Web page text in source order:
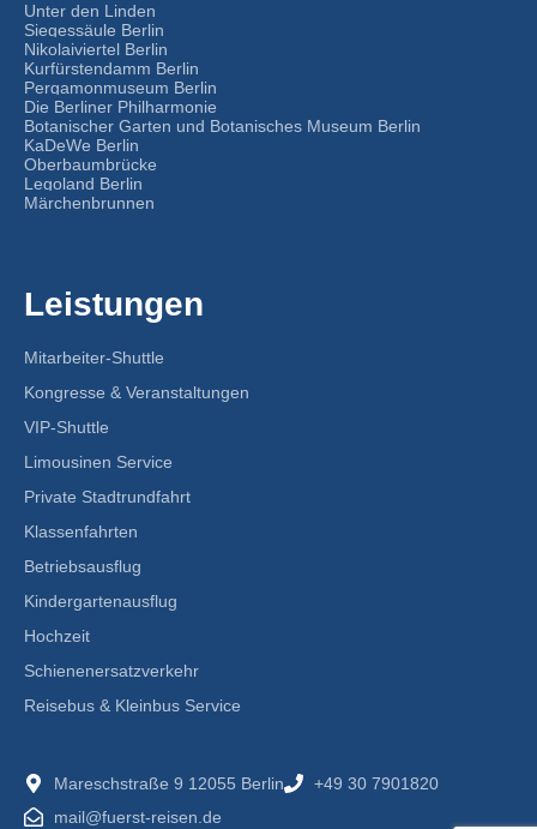
Unter den Linden
Siegessäule Berlin
Nikolaiviertel Berlin
Kurfürstendamm Berlin
Pergamonmuseum Berlin
Die Berliner Philharmonie
Botanischer Garten und Botanisches Museum Berlin
KaDeWe Berlin
Oberbaumbrücke
Legoland Berlin
Märchenbrunnen
Leistungen
Mitarbeiter-Shuttle
Kongresse & Veranstaltungen
VIP-Shuttle
Limousinen Service
Private Stadtrundfahrt
Klassenfahrten
Betriebsausflug
Kindergartenausflug
Hochzeit
Schienenersatzverkehr
Reisebus & Kleinbus Service
Mareschstraße 9 12055 Berlin
+49 30 7901820
mail@fuerst-reisen.de